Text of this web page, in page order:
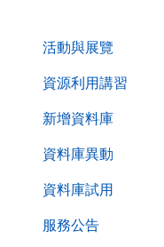
活動與展覽
資源利用講習
新增資料庫
資料庫異動
資料庫試用
服務公告